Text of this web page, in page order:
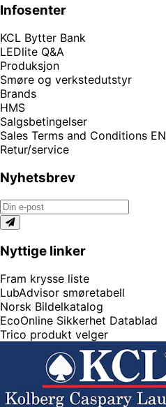
Infosenter
KCL Bytter Bank
LEDlite Q&A
Produksjon
Smøre og verkstedutstyr
Brands
HMS
Salgsbetingelser
Sales Terms and Conditions EN
Retur/service
Nyhetsbrev
Nyttige linker
Fram krysse liste
LubAdvisor smøretabell
Norsk Bildelkatalog
EcoOnline Sikkerhet Datablad
Trico produkt velger